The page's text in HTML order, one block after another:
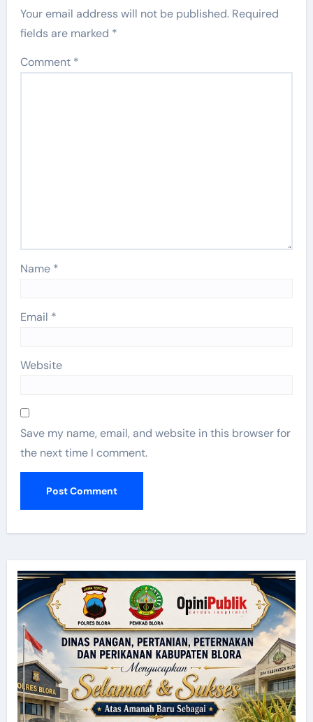
Your email address will not be published. Required
fields are marked *
Comment *
Name *
Email *
Website
Save my name, email, and website in this browser for
the next time I comment.